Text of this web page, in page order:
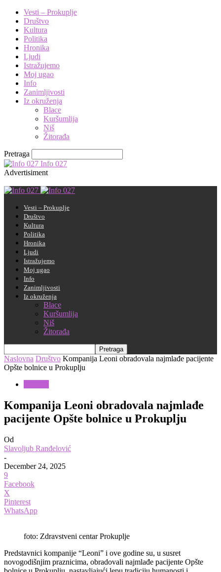
Vesti – Prokuplje
Društvo
Kultura
Politika
Hronika
Ljudi
Istražujemo
Moj ugao
Info
Zanimljivosti
Iz okruženja
Blace
Kuršumlija
Niš
Žitorađa
Pretraga
Info 027
Advertisiment
Vesti – Prokuplje
Društvo
Kultura
Politika
Hronika
Ljudi
Istražujemo
Moj ugao
Info
Zanimljivosti
Iz okruženja
Blace
Kuršumlija
Niš
Žitorađa
Naslovna Društvo Kompanija Leoni obradovala najmlađe pacijente
Opšte bolnice u Prokuplju
Kompanija Leoni obradovala najmlađe
pacijente Opšte bolnice u Prokuplju
Od
Slavoljub Ranđelović
-
December 24, 2025
9
Facebook
X
Pinterest
WhatsApp
foto: Zdravstveni centar Prokuplje
Predstavnici kompanije “Leoni” i ove godine su, u susret
novogodišnjim praznicima, obradovali najmlađe pacijente Opšte